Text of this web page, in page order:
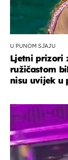
U PUNOM SJAJU
Ljetni prizori
ružičastom
nisu uvijek u